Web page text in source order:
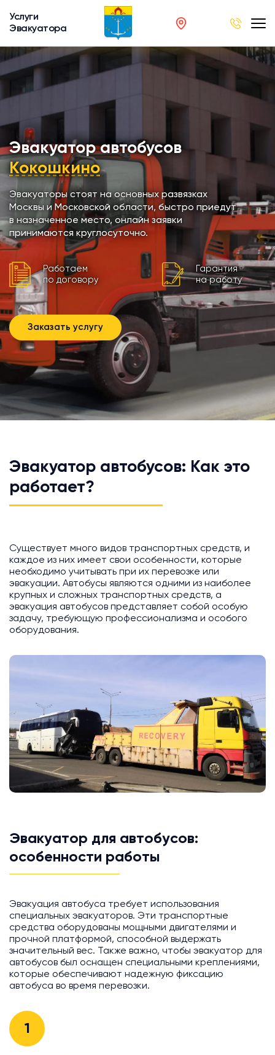
Услуги
Эвакуатора
Эвакуатор автобусов
Кокошкино
Эвакуаторы стоят на основных развязках
Москвы и Московской области, быстро приедут
в назначенное место, онлайн заявки
принимаются круглосуточно.
Работаем
по договору
Гарантия
на работу
Заказать услугу
Эвакуатор автобусов: Как это
работает?
Существует много видов транспортных средств, и
каждое из них имеет свои особенности, которые
необходимо учитывать при их перевозке или
эвакуации. Автобусы являются одними из наиболее
крупных и сложных транспортных средств, а
эвакуация автобусов представляет собой особую
задачу, требующую профессионализма и особого
оборудования.
Эвакуатор для автобусов:
особенности работы
Эвакуация автобуса требует использования
специальных эвакуаторов. Эти транспортные
средства оборудованы мощными двигателями и
прочной платформой, способной выдержать
значительный вес. Также важно, чтобы эвакуатор для
автобусов был оснащен специальными креплениями,
которые обеспечивают надежную фиксацию
автобуса во время перевозки.
1